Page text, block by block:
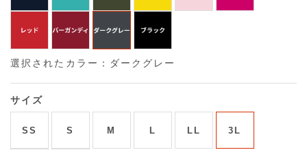
選択されたカラー：ダークグレー
サイズ
SS S M L LL 3L